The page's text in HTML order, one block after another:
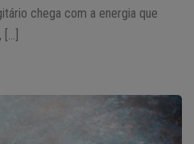
chega com a energia que